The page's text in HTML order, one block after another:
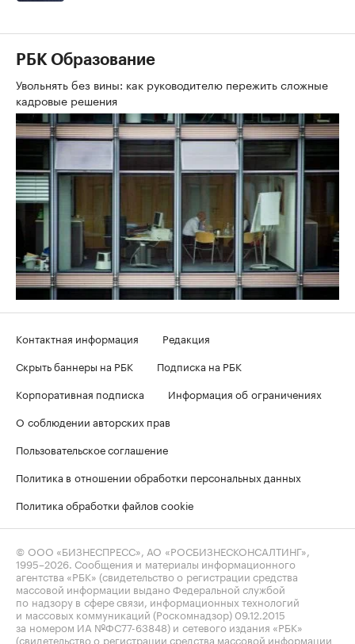
РБК Образование
Увольнять без вины: как руководителю пережить сложные
кадровые решения
Контактная информация
Редакция
Скрыть баннеры на РБК
Подписка на РБК
Корпоративная подписка
Информация об ограничениях
О соблюдении авторских прав
Пользовательское соглашение
Политика в отношении обработки персональных данных
Политика обработки файлов cookie
© ООО «БИЗНЕСПРЕСС», АО «РОСБИЗНЕСКОНСАЛТИНГ»,
1995–2026 . Сообщения и материалы информационного
агентства «РБК» (свидетельство о регистрации средства
массовой информации выдано Федеральной службой
по надзору в сфере связи, информационных технологий
и массовых коммуникаций (Роскомнадзор) 09.12.2015
за номером ИА №ФС77-63848) и сетевого издания «РБК»
(свидетельство о регистрации средства массовой информации